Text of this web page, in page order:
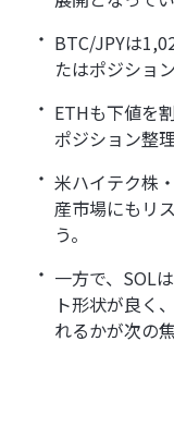
BTC/JPYは
たはポジショ
ETHも下値を
ポジション整
米ハイテク株
産市場にもリ
う。
一方で、SOL
ト形状が良く
れるかが次の